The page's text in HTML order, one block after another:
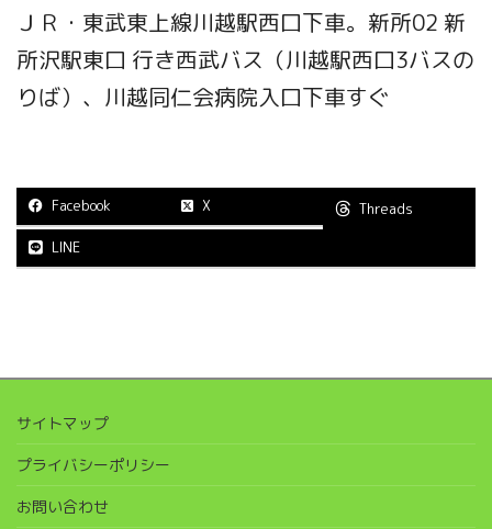
ＪＲ・東武東上線川越駅西口下車。新所02 新
所沢駅東口 行き西武バス（川越駅西口3バスの
りば）、川越同仁会病院入口下車すぐ
Facebook X
Threads
LINE
サイトマップ
プライバシーポリシー
お問い合わせ